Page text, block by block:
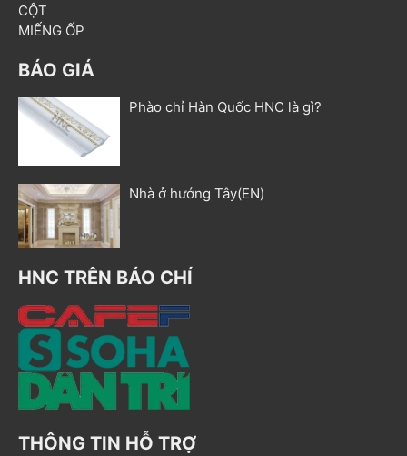
CỘT
MIẾNG ỐP
BÁO GIÁ
Phào chỉ Hàn Quốc HNC là gì?
Nhà ở hướng Tây(EN)
HNC TRÊN BÁO CHÍ
THÔNG TIN HỖ TRỢ